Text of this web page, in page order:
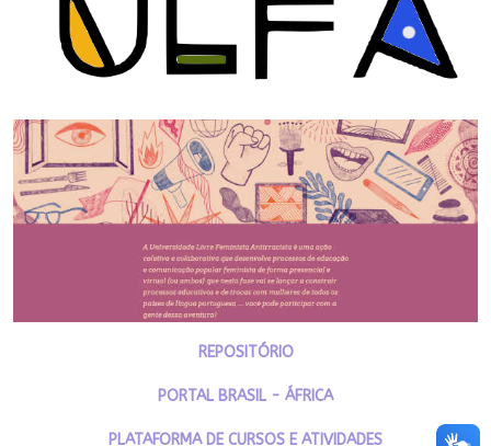
REPOSITÓRIO
PORTAL BRASIL - ÁFRICA
PLATAFORMA DE CURSOS E ATIVIDADES